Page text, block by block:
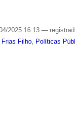
2025 16:13—
Filho, Políticas